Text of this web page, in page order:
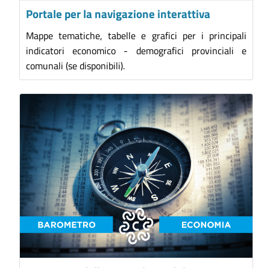
Portale per la navigazione interattiva
Mappe tematiche, tabelle e grafici per i principali
indicatori economico - demografici provinciali e
comunali (se disponibili).